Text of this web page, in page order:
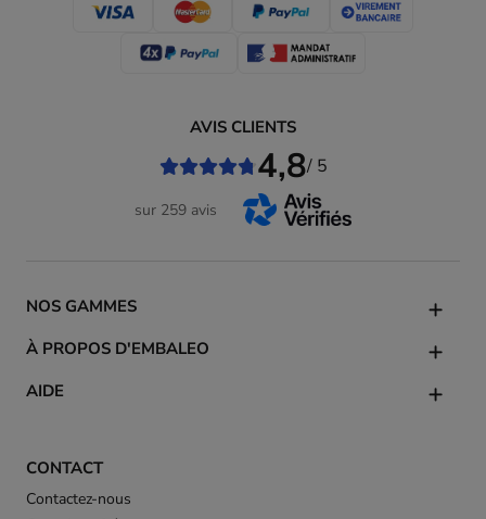
CONTACT
Contactez-nous
NOS GAMMES
À PROPOS D'EMBALEO
AIDE
AVIS CLIENTS
4,8/ 5
sur 259 avis